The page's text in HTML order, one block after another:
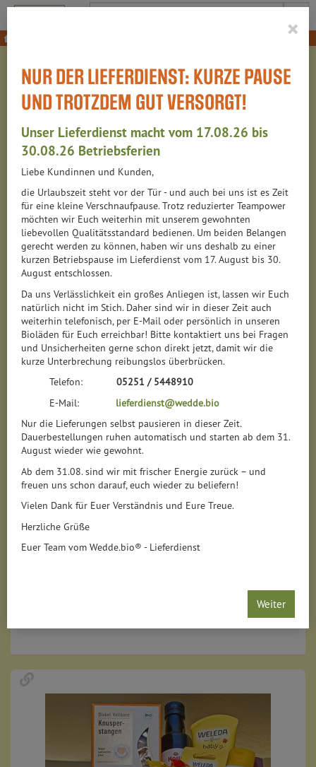
Produkt
×
NUR DER LIEFERDIENST: KURZE PAUSE
UND TROTZDEM GUT VERSORGT!
Unser Lieferdienst macht vom 17.08.26 bis
30.08.26 Betriebsferien
Liebe Kundinnen und Kunden,
die Urlaubszeit steht vor der Tür - und auch bei uns ist es Zeit
für eine kleine Verschnaufpause. Trotz reduzierter Teampower
möchten wir Euch weiterhin mit unserem gewohnten
liebevollen Qualitätsstandard bedienen. Um beiden Belangen
gerecht werden zu können, haben wir uns deshalb zu einer
kurzen Betriebspause im Lieferdienst vom 17. August bis 30.
August entschlossen.
Da uns Verlässlichkeit ein großes Anliegen ist, lassen wir Euch
natürlich nicht im Stich. Daher sind wir in dieser Zeit auch
weiterhin telefonisch, per E-Mail oder persönlich in unseren
Bioläden für Euch erreichbar! Bitte kontaktiert uns bei Fragen
und Unsicherheiten gerne schon direkt jetzt, damit wir die
kurze Unterbrechung reibungslos überbrücken.
Telefon: 05251 / 5448910
E-Mail: lieferdienst@wedde.bio
Nur die Lieferungen selbst pausieren in dieser Zeit.
Dauerbestellungen ruhen automatisch und starten ab dem 31.
August wieder wie gewohnt.
Ab dem 31.08. sind wir mit frischer Energie zurück – und
freuen uns schon darauf, euch wieder zu beliefern!
Vielen Dank für Euer Verständnis und Eure Treue.
Herzliche Grüße
Euer Team vom Wedde.bio® - Lieferdienst
Weiter
GESCHENKKÖRBE 6 VON 6314
12
Geschenkkörbe – fix & fertig oder individuell
Ob fertig zusammengestellt oder ganz individuell – bei uns
finden Sie den passendenGeschenkkorb für jeden Anlass:
Wählen Sie einen unserervorgefertigten Geschenkkörbe
im Shop
Oder stellen Sie Ihre Wunschprodukte selbst zusammen
und geben im Bemerkungsfeld an, dass es ein
Geschenkkorb sein soll
Keine genaue Vorstellung?Dann legen Sie einfach einen
Präsentkorb in der passenden Größe in den Warenkorb –
wir stellen eine passende Auswahl für Sie zusammen
Eilige Bestellung?
gerne kurzfristig weiter!
Hinweis zur Mehrwertsteuer:
Unsere Produkte unterliegen teilweise unterschiedlichen
Mehrwertsteuersätzen. Diese werden selbstverständlich
Artikel korrekt auf Ihrer Rechnung ausgewiesen.
Oder darf es ein Gutschein sein?
Hier geht’s zu unseren Gutscheinen – flexibel einlösbar im
Onlineshop sowie in unseren Läden in Detmold, Paderborn